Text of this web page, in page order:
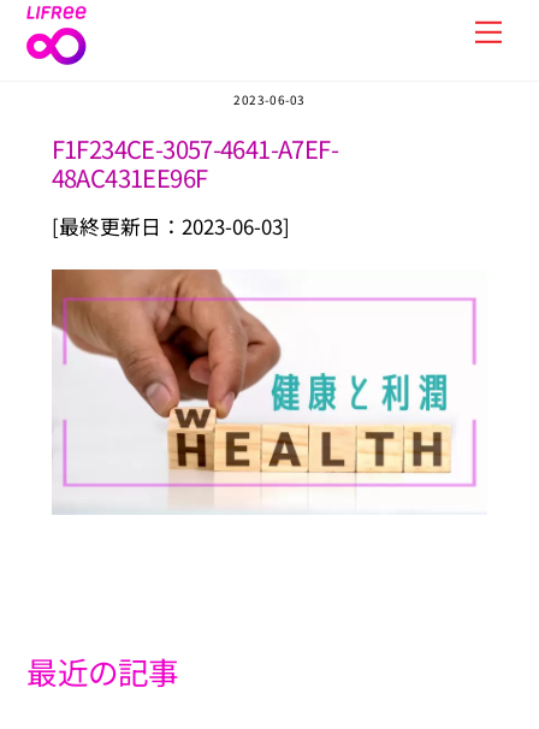
Skip
2023-06-03
F1F234CE-3057-4641-A7EF-
48AC431EE96F
[最終更新日：2023-06-03]
最近の記事